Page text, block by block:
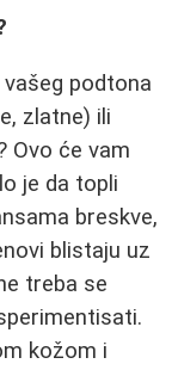
podtona
zlatne) ili
Ovo će vam
je da topli
breskve,
blistaju uz
treba se
kožom i